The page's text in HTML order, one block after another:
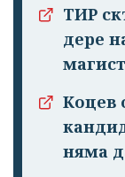
ТИР
дере
Коцев
няма